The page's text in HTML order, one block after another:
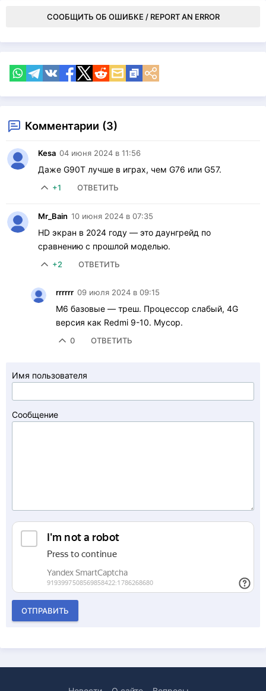
СООБЩИТЬ ОБ ОШИБКЕ / REPORT AN ERROR
Комментарии (3)
Kesa 04 июня 2024 в 11:56
Даже G90T лучше в играх, чем G76 или G57.
+1 ОТВЕТИТЬ
Mr_Bain 10 июня 2024 в 07:35
HD экран в 2024 году — это даунгрейд по
сравнению с прошлой моделью.
+2 ОТВЕТИТЬ
rrrrrr 09 июля 2024 в 09:15
M6 базовые — треш. Процессор слабый, 4G
версия как Redmi 9-10. Мусор.
0 ОТВЕТИТЬ
Имя пользователя
Сообщение
ОТПРАВИТЬ